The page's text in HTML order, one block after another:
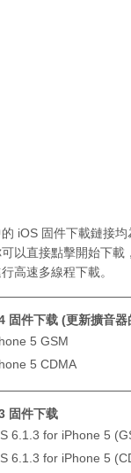
iOS 固件下載鏈接
以直接點擊開始下載
高速多線程下載。
固件下载 (更新擴音器
5 GSM
5 CDMA
固件下载
6.1.3 for iPhone 5
6.1.3 for iPhone 5